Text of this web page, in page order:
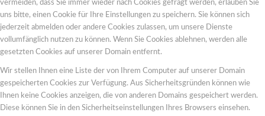
vermeiden, dass Sie immer wieder nach Cookies gefragt werden, erlauben Sie
uns bitte, einen Cookie für Ihre Einstellungen zu speichern. Sie können sich
jederzeit abmelden oder andere Cookies zulassen, um unsere Dienste
vollumfänglich nutzen zu können. Wenn Sie Cookies ablehnen, werden alle
gesetzten Cookies auf unserer Domain entfernt.
Wir stellen Ihnen eine Liste der von Ihrem Computer auf unserer Domain
gespeicherten Cookies zur Verfügung. Aus Sicherheitsgründen können wie
Ihnen keine Cookies anzeigen, die von anderen Domains gespeichert werden.
Diese können Sie in den Sicherheitseinstellungen Ihres Browsers einsehen.